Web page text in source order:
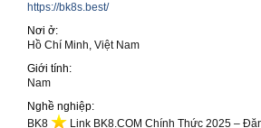
https://bk8s.best/
Nơi ở
Hồ Chí Minh, Việt Nam
Giới tính
Nam
Nghề nghiệp
BK8
Link BK8.COM Chính Thức 2025 –